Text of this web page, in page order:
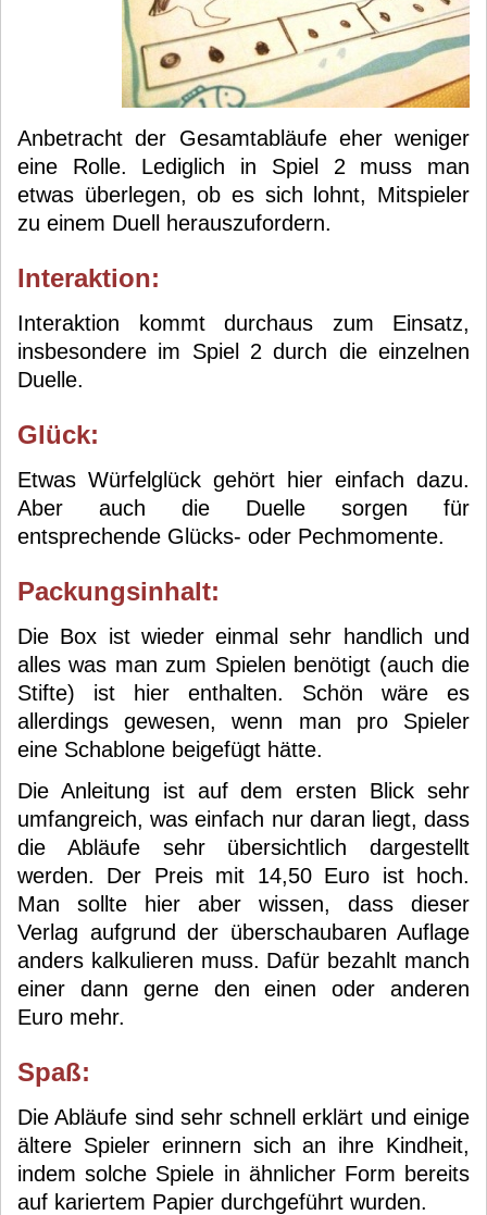
Anbetracht der Gesamtabläufe eher weniger
eine Rolle. Lediglich in Spiel 2 muss man
etwas überlegen, ob es sich lohnt, Mitspieler
zu einem Duell herauszufordern.
Interaktion:
Interaktion kommt durchaus zum Einsatz,
insbesondere im Spiel 2 durch die einzelnen
Duelle.
Glück:
Etwas Würfelglück gehört hier einfach dazu.
Aber auch die Duelle sorgen für
entsprechende Glücks- oder Pechmomente.
Packungsinhalt:
Die Box ist wieder einmal sehr handlich und
alles was man zum Spielen benötigt (auch die
Stifte) ist hier enthalten. Schön wäre es
allerdings gewesen, wenn man pro Spieler
eine Schablone beigefügt hätte.
Die Anleitung ist auf dem ersten Blick sehr
umfangreich, was einfach nur daran liegt, dass
die Abläufe sehr übersichtlich dargestellt
werden. Der Preis mit 14,50 Euro ist hoch.
Man sollte hier aber wissen, dass dieser
Verlag aufgrund der überschaubaren Auflage
anders kalkulieren muss. Dafür bezahlt manch
einer dann gerne den einen oder anderen
Euro mehr.
Spaß:
Die Abläufe sind sehr schnell erklärt und einige
ältere Spieler erinnern sich an ihre Kindheit,
indem solche Spiele in ähnlicher Form bereits
auf kariertem Papier durchgeführt wurden.